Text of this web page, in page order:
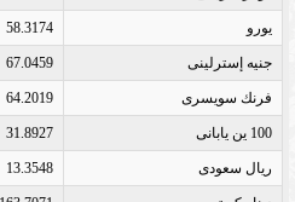
يورو 58.3174
جنيه إسترلينى 67.0459
فرنك سويسرى 64.2019
100 ين يابانى 31.8927
ريال سعودى 13.3548